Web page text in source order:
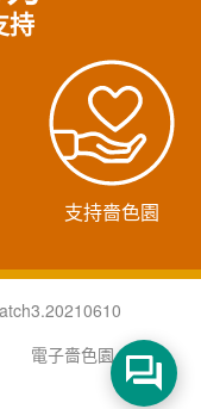
持
支持嗇色園
電子嗇色園